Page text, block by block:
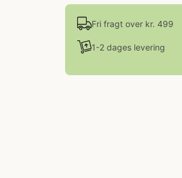
Fri fragt over kr. 499
1-2 dages levering